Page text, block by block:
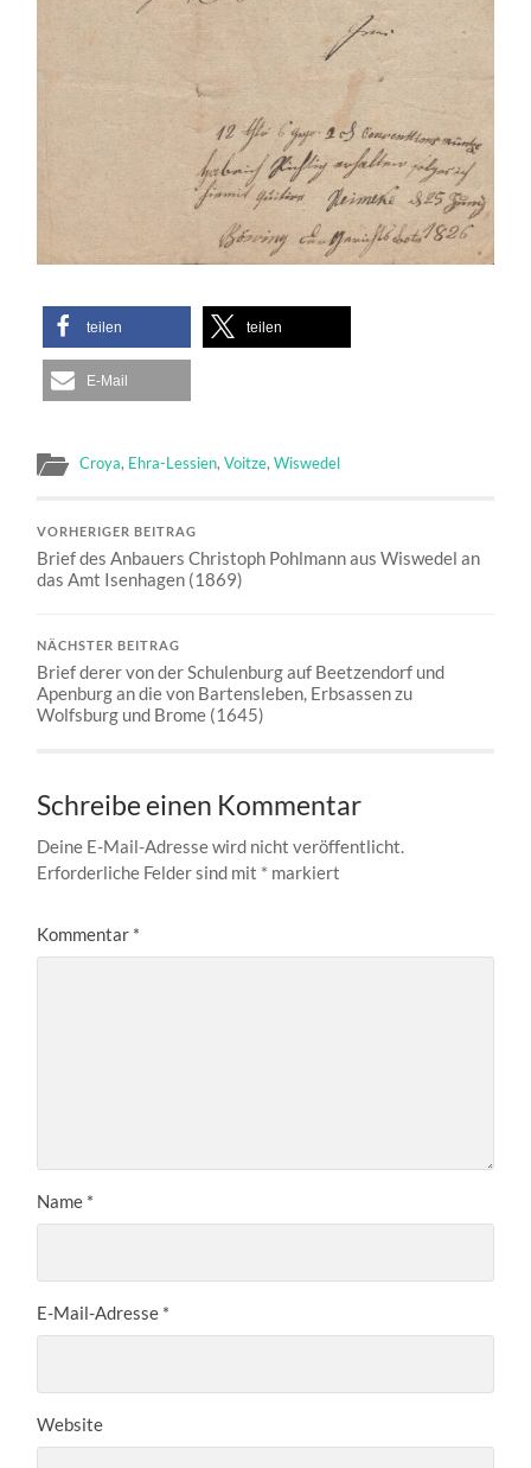
teilen teilen
E-Mail
Croya, Ehra-Lessien,Voitze,Wiswedel
VORHERIGER BEITRAG
Brief des Anbauers Christoph Pohlmann aus Wiswedel an
das Amt Isenhagen (1869)
NÄCHSTER BEITRAG
Brief derer von der Schulenburg auf Beetzendorf und
Apenburg an die von Bartensleben, Erbsassen zu
Wolfsburg und Brome (1645)
Schreibe einen Kommentar
Deine E-Mail-Adresse wird nicht veröffentlicht.
Erforderliche Felder sind mit * markiert
Kommentar *
Name *
E-Mail-Adresse *
Website